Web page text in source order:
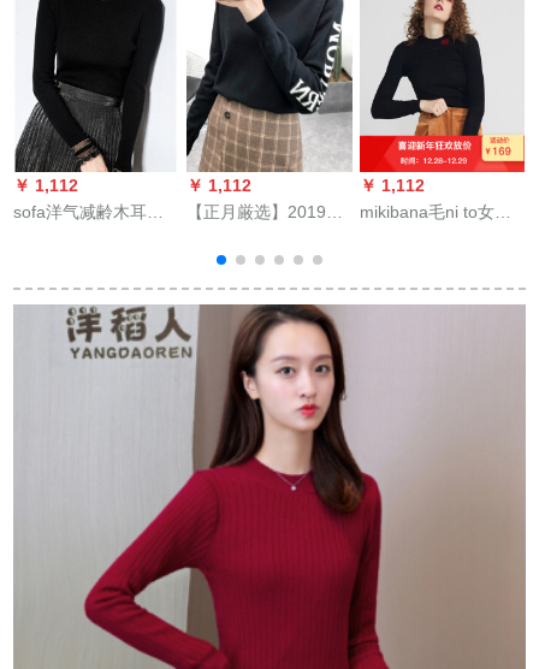
￥ 1,112
sofa洋气减齢木耳元
著くやせています。
バトック07黒金色L
￥ 1,112
【正月厳选】2019冬
厚手カバードジット
女性ハラッパフル下
地ジット字母长袖ト
ープレッド同款黒(品
质)S
￥ 1,112
mikibana毛ni to女性
レースレースレース